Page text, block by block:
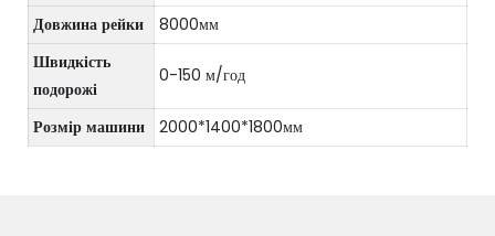
Довжина рейки
8000мм
Швидкість
подорожі
0-150 м/год
Розмір машини 2000*1400*1800мм